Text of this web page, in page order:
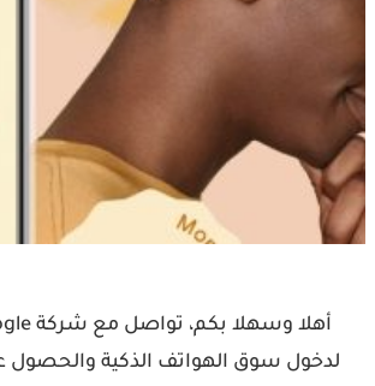
لدخول سوق الهواتف الذكية